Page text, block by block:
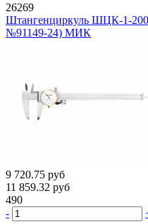
26269
Штангенциркуль ШЦК-1-
№91149-24) МИК
9 720.75 руб
11 859.32 руб
490
-